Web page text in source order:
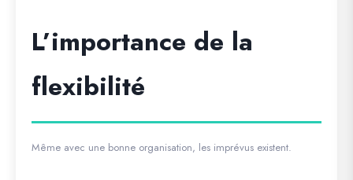
L’importance de la
flexibilité
Même avec une bonne organisation, les imprévus existent.